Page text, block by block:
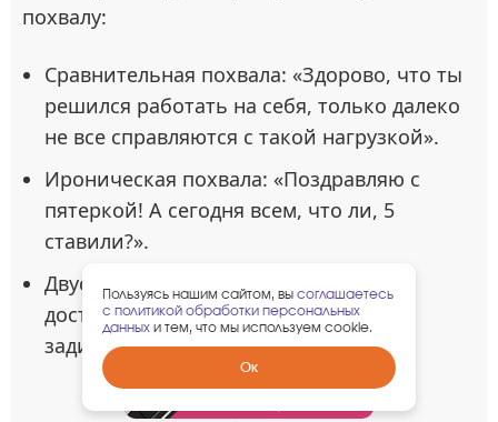
похвалу:
Сравнительная похвала: «Здорово, что ты
решился работать на себя, только далеко
не все справляются с такой нагрузкой».
Ироническая похвала: «Поздравляю с
пятеркой! А сегодня всем, что ли, 5
ставили?».
Двусмысленная похвала: «Хорошие
достижения! Только смотри, нос не
задирай, ты можешь еще лучше!».
Забрать
гарантированный
Пользуясь нашим сайтом, вы соглашаетесь
с политикой обработки персональных
данных и тем, что мы используем cookie.
Ок